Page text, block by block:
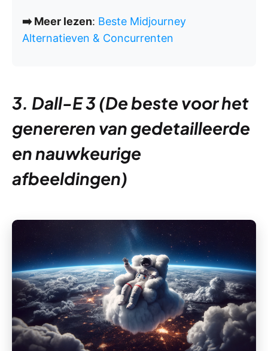
➡️ Meer lezen: Beste Midjourney
Alternatieven & Concurrenten
3. Dall-E 3 (De beste voor het
genereren van gedetailleerde
en nauwkeurige
afbeeldingen)